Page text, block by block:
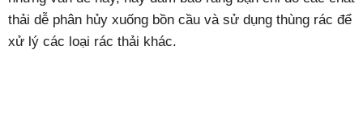
thải dễ phân hủy xuống bồn cầu và sử dụng thùng rác để
xử lý các loại rác thải khác.